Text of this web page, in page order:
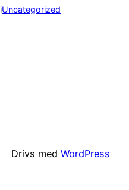
iUncategorized
Drivs med WordPress